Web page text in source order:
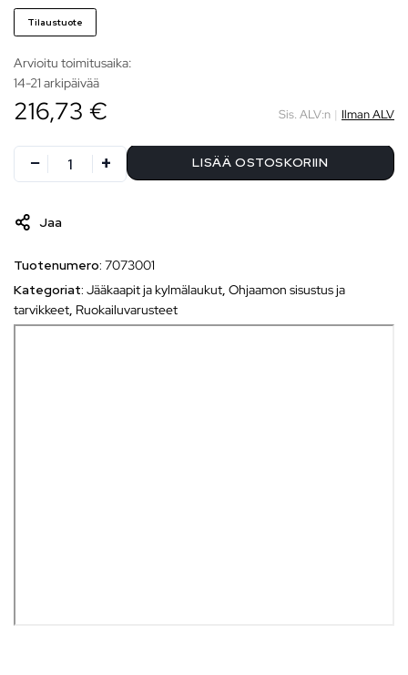
Tilaustuote
Arvioitu toimitusaika:
14-21 arkipäivää
216,73 € Sis. ALV:n | Ilman ALV
LISÄÄ OSTOSKORIIN
Jaa
Tuotenumero: 7073001
Kategoriat: Jääkaapit ja kylmälaukut, Ohjaamon sisustus ja
tarvikkeet, Ruokailuvarusteet